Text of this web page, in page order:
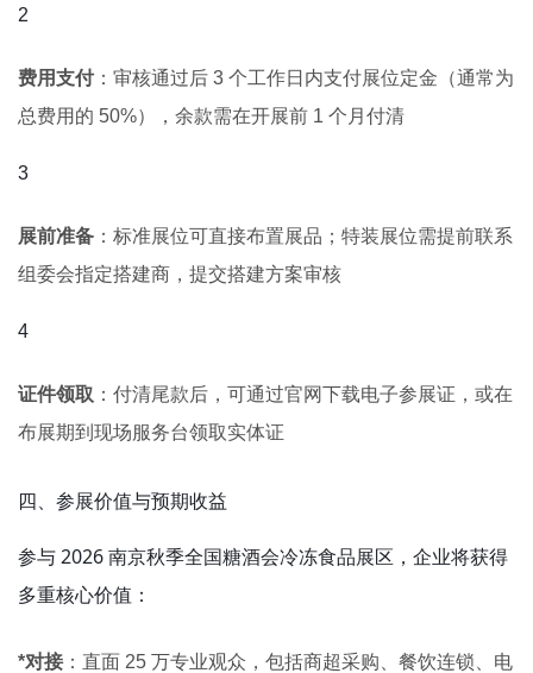
费用支付：审核通过后 3 个工作日内支付展位定金（通常为
总费用的 50%），余款需在开展前 1 个月付清
展前准备 ：标准展位可直接布置展品；特装展位需提前联系
组委会指定搭建商，提交搭建方案审核
证件领取 ：付清尾款后，可通过官网下载电子参展证，或在
布展期到现场服务台领取实体证
四、参展价值与预期收益
参与 2026 南京秋季全国糖酒会冷冻食品展区，企业将获得
多重核心价值：
*对接 ：直面 25 万专业观众，包括商超采购、餐饮连锁、电